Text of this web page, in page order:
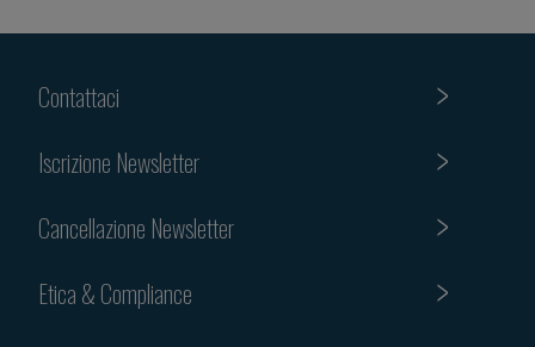
Contattaci
Iscrizione Newsletter
Cancellazione Newsletter
Etica & Compliance